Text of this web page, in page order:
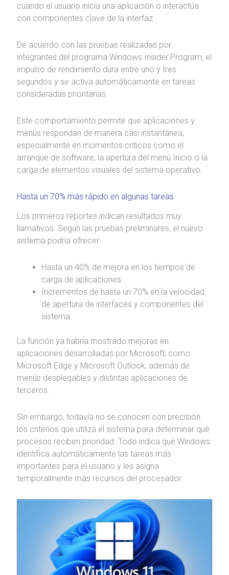
cuando el usuario inicia una aplicación o interactúa
con componentes clave de la interfaz.
De acuerdo con las pruebas realizadas por
integrantes del programa Windows Insider Program, el
impulso de rendimiento dura entre uno y tres
segundos y se activa automáticamente en tareas
consideradas prioritarias.
Este comportamiento permite que aplicaciones y
menús respondan de manera casi instantánea,
especialmente en momentos críticos como el
arranque de software, la apertura del menú Inicio o la
carga de elementos visuales del sistema operativo.
Hasta un 70% más rápido en algunas tareas
Los primeros reportes indican resultados muy
llamativos. Según las pruebas preliminares, el nuevo
sistema podría ofrecer:
Hasta un 40% de mejora en los tiempos de
carga de aplicaciones.
Incrementos de hasta un 70% en la velocidad
de apertura de interfaces y componentes del
sistema.
La función ya habría mostrado mejoras en
aplicaciones desarrolladas por Microsoft, como
Microsoft Edge y Microsoft Outlook, además de
menús desplegables y distintas aplicaciones de
terceros.
Sin embargo, todavía no se conocen con precisión
los criterios que utiliza el sistema para determinar qué
procesos reciben prioridad. Todo indica que Windows
identifica automáticamente las tareas más
importantes para el usuario y les asigna
temporalmente más recursos del procesador.